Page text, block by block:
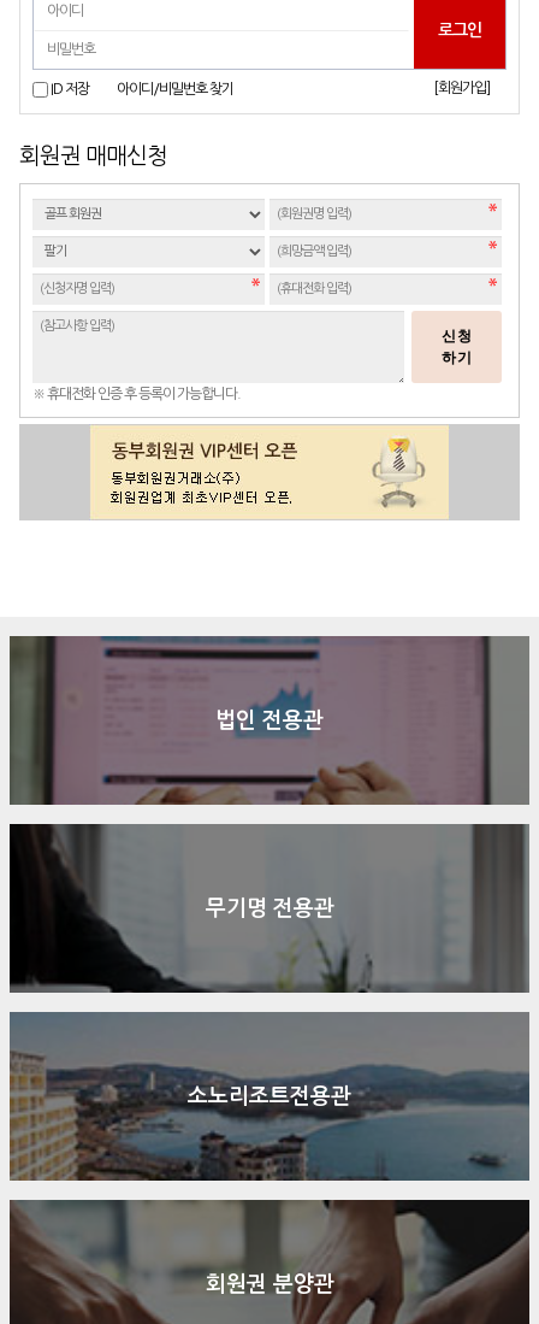
ID 저장 아이디/비밀번호 찾기 [회원가입]
회원권 매매신청
신청
하기
※ 휴대전화 인증 후 등록이 가능합니다.
구매문의 상담신청
법인 전용관
무기명 전용관
소노리조트전용관
회원권 분양관